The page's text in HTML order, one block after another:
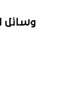
وسائل